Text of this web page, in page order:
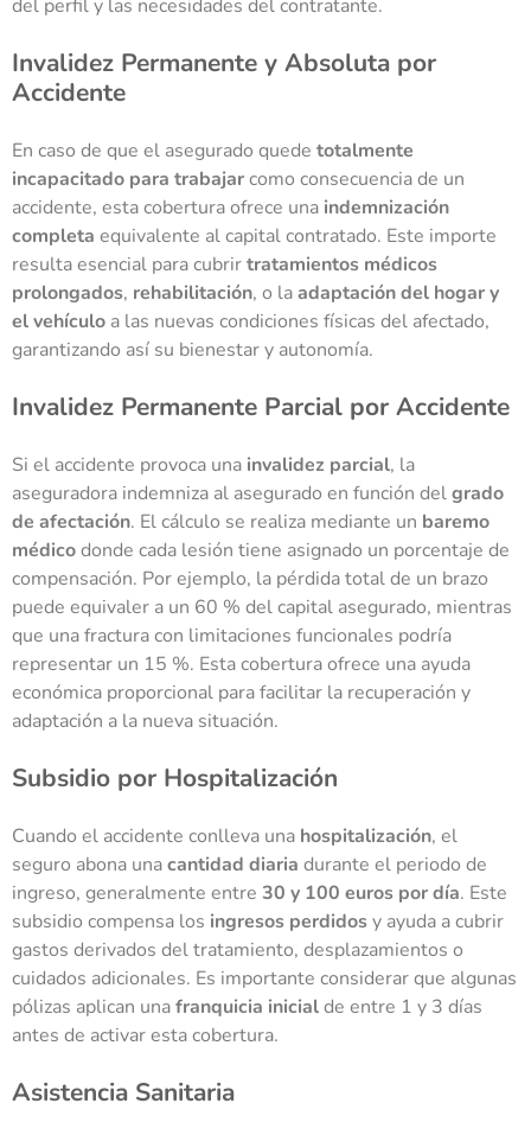
del perfil y las necesidades del contratante.
Invalidez Permanente y Absoluta por
Accidente
En caso de que el asegurado quede totalmente
incapacitado para trabajarcomo consecuencia de un
accidente, esta cobertura ofrece una indemnización
completa equivalente al capital contratado. Este importe
resulta esencial para cubrirtratamientos médicos
prolongados, rehabilitación, o laadaptación del hogar y
el vehículo a las nuevas condiciones físicas del afectado,
garantizando así su bienestar y autonomía.
Invalidez Permanente Parcial por Accidente
Si el accidente provoca una invalidez parcial, la
aseguradora indemniza al asegurado en función delgrado
de afectación. El cálculo se realiza mediante un baremo
médicodonde cada lesión tiene asignado un porcentaje de
compensación. Por ejemplo, la pérdida total de un brazo
puede equivaler a un 60 % del capital asegurado, mientras
que una fractura con limitaciones funcionales podría
representar un 15 %. Esta cobertura ofrece una ayuda
económica proporcional para facilitar la recuperación y
adaptación a la nueva situación.
Subsidio por Hospitalización
Cuando el accidente conlleva una hospitalización, el
seguro abona unacantidad diaria durante el periodo de
ingreso, generalmente entre 30 y 100 euros por día. Este
subsidio compensa los ingresos perdidosy ayuda a cubrir
gastos derivados del tratamiento, desplazamientos o
cuidados adicionales. Es importante considerar que algunas
pólizas aplican unafranquicia inicialde entre 1 y 3 días
antes de activar esta cobertura.
Asistencia Sanitaria